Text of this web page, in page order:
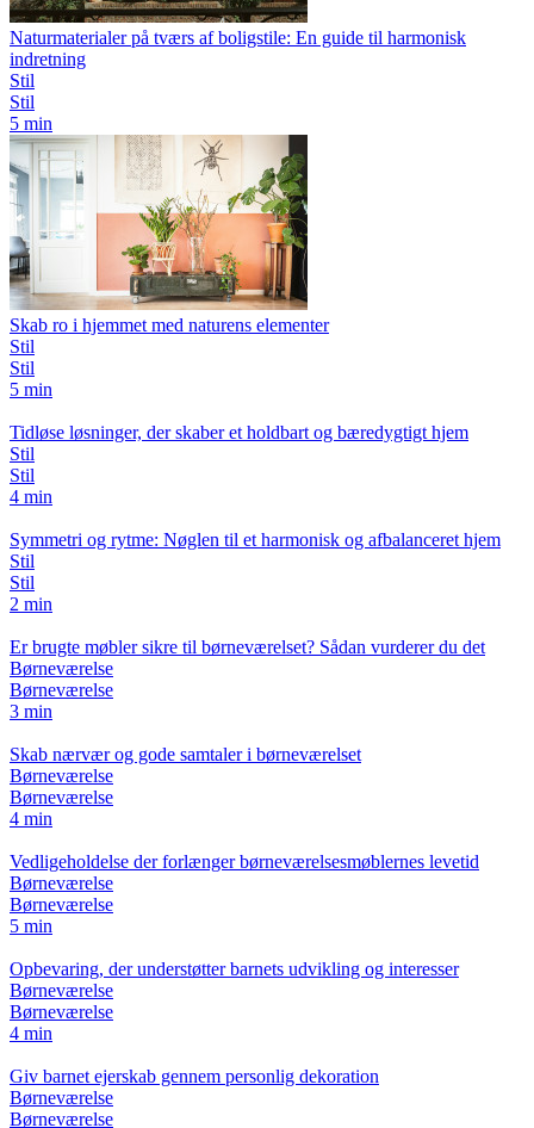
Naturmaterialer på tværs af boligstile: En guide til harmonisk
indretning
Stil
Stil
5 min
Skab ro i hjemmet med naturens elementer
Stil
Stil
5 min
Tidløse løsninger, der skaber et holdbart og bæredygtigt hjem
Stil
Stil
4 min
Symmetri og rytme: Nøglen til et harmonisk og afbalanceret hjem
Stil
Stil
2 min
Er brugte møbler sikre til børneværelset? Sådan vurderer du det
Børneværelse
Børneværelse
3 min
Skab nærvær og gode samtaler i børneværelset
Børneværelse
Børneværelse
4 min
Vedligeholdelse der forlænger børneværelsesmøblernes levetid
Børneværelse
Børneværelse
5 min
Opbevaring, der understøtter barnets udvikling og interesser
Børneværelse
Børneværelse
4 min
Giv barnet ejerskab gennem personlig dekoration
Børneværelse
Børneværelse